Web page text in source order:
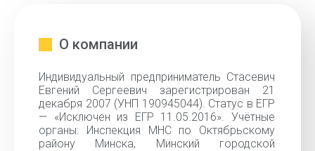
О компании
Индивидуальный предприниматель Стасевич
Евгений Сергеевич зарегистрирован 21
декабря 2007 (УНП 190945044). Статус в ЕГР
— «Исключен из ЕГР 11.05.2016». Учётные
органы: Инспекция МНС по Октябрьскому
району Минска, Минский городской